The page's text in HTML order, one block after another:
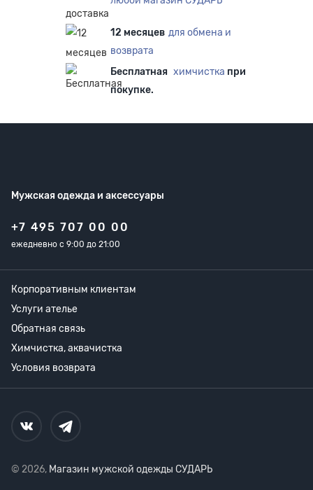
12 месяцев для обмена и
возврата
Бесплатная химчистка при
покупке.
Мужская одежда и аксессуары
+7 495 707 00 00
ежедневно с 9:00 до 21:00
Корпоративным клиентам
Услуги ателье
Обратная связь
Химчистка, аквачистка
Условия возврата
© 2026, Магазин мужской одежды СУДАРЬ